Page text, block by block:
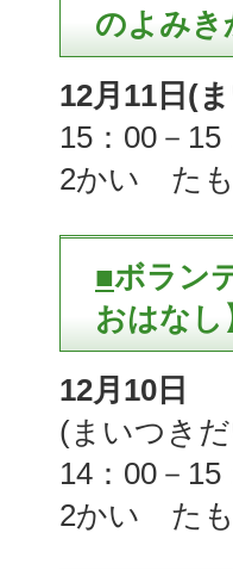
のよみき
12月11日(
15：00－15
2かい た
■ボラン
おはなし
12月10日
(まいつき
14：00－15
2かい た